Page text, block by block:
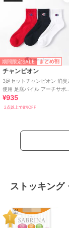
期間限定SALE まとめ割
チャンピオン
3足セットチャンピオン 消臭
使用 足底パイル アーチサポー
ト ショート丈ソックス
¥935
2点以上で8%OFF
ストッキング